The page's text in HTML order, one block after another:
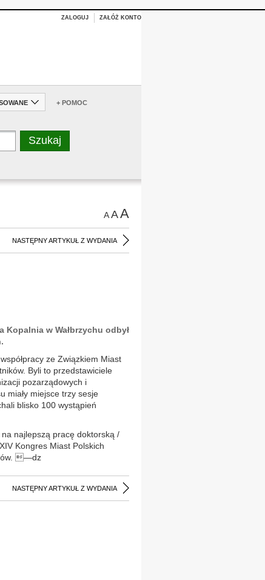
ZALOGUJ ZAŁÓŻ KONTO
+ POMOC
AAA
NASTĘPNY ARTYKUŁ Z WYDANIA
Kopalnia w Wałbrzychu odbył
ze Związkiem Miast
Byli to przedstawiciele
pozarządowych i
miały miejsce trzy sesje
blisko 100 wystąpień
najlepszą pracę doktorską /
Kongres Miast Polskich
—dz
NASTĘPNY ARTYKUŁ Z WYDANIA